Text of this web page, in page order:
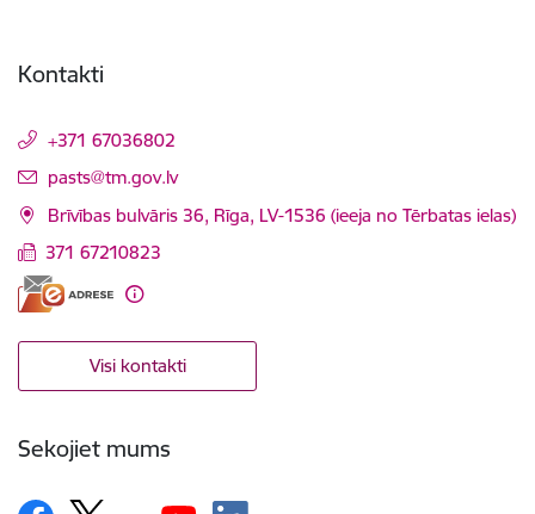
Kontakti
+371 67036802
E-pasts:
pasts@tm.gov.lv
Brīvības bulvāris 36, Rīga, LV-1536 (ieeja no Tērbatas ielas)
371 67210823
Visi kontakti
Sekojiet mums